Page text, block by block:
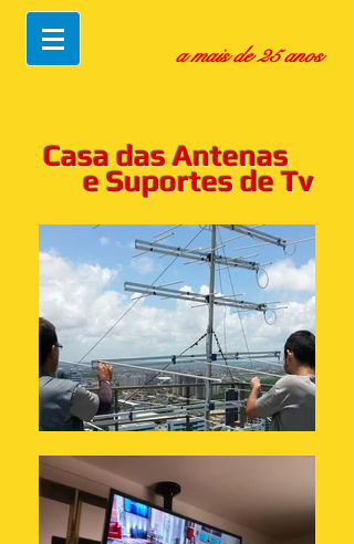
a mais de 25 anos
Casa das Antenas
e Suportes de Tv